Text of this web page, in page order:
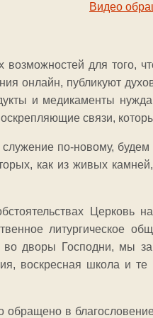
Видео
возможностей для того,
онлайн, публикуют
и медикаменты
связи,
по-новому,
как из живых камней,
литургическое
дворы Господни, мы
воскресная школа и
в